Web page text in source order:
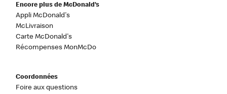
Encore plus de McDonald’s
Appli McDonald's
McLivraison
Carte McDonald's
Récompenses MonMcDo
Coordonnées
Foire aux questions